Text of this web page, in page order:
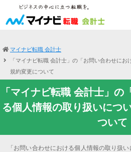
マイナビ転職 会計士
「マイナビ転職 会計士」の「お問い合わせに
規約変更について
「マイナビ転職 会計士」の
る個人情報の取り扱いにつ
ついて
「お問い合わせにおける個人情報の取り扱